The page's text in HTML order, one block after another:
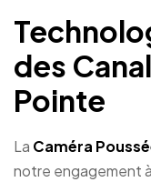
des
Pointe
La Caméra
notre engagement